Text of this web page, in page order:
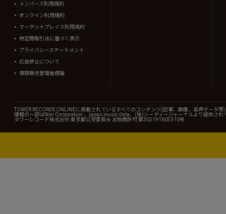
メンバーズ利用規約
オンライン利用規約
マーケットプレイス利用規約
特定商取引法に基づく表示
プライバシーステートメント
広告停止について
酒類販売管理者標識
TOWER RECORDS ONLINEに掲載されているすべてのコンテンツ(記事、画像、音声データ
情報の一部はRovi Corporation.、japan music data、(株)シーディージャーナルより提供され
タワーレコード株式会社 東京都公安委員会 古物商許可 第302191605310号